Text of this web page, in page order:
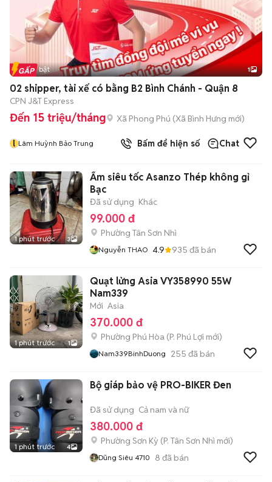
Tin nổi bật 1
02 shipper, tài xế có bằng B2 Bình Chánh - Quận 8
CPN J&T Express
Đến 15 triệu/tháng Xã Phong Phú (Xã Bình Hưng mới)
l Lâm Huỳnh Bảo Trung Bấm để hiện số Chat
1 phút trước 3
Ấm siêu tốc Asanzo Thép không gỉ
Bạc
Đã sử dụng Khác
99.000 đ
Phường Tân Sơn Nhì
Nguyễn THAO 4.9 935 đã bán
1 phút trước 1
Quạt lửng Asia VY358990 55W
Nam339
Mới Asia
370.000 đ
Phường Phú Hòa (P. Phú Lợi mới)
Nam339BinhDuong 255 đã bán
1 phút trước 4
Bộ giáp bảo vệ PRO-BIKER Đen
Đã sử dụng Cả nam và nữ
380.000 đ
Phường Sơn Kỳ (P. Tân Sơn Nhì mới)
Dũng Siêu 4710 8 đã bán